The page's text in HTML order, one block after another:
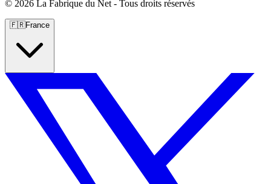
© 2026 La Fabrique du Net - Tous droits réservés
🇫🇷France